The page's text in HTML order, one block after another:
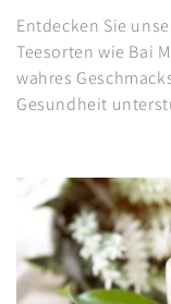
r
i
:
Entdecken Sie
Teesorten wie Bai
wahres
Gesundheit